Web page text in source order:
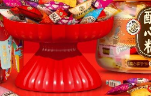
疑交易監控缺失
被開除黨籍
老翁 被判監14個月及停牌5年
士ETF蝕1.5億